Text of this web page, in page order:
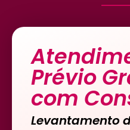
Prévio
com
Levantamento